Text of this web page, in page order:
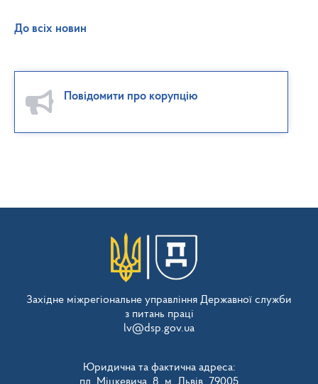
До всіх новин
Повідомити про корупцію
Західне міжрегіональне управління Державної служби
з питань праці
lv@dsp.gov.ua
Юридична та фактична адреса:
пл. Міцкевича, 8, м. Львів, 79005